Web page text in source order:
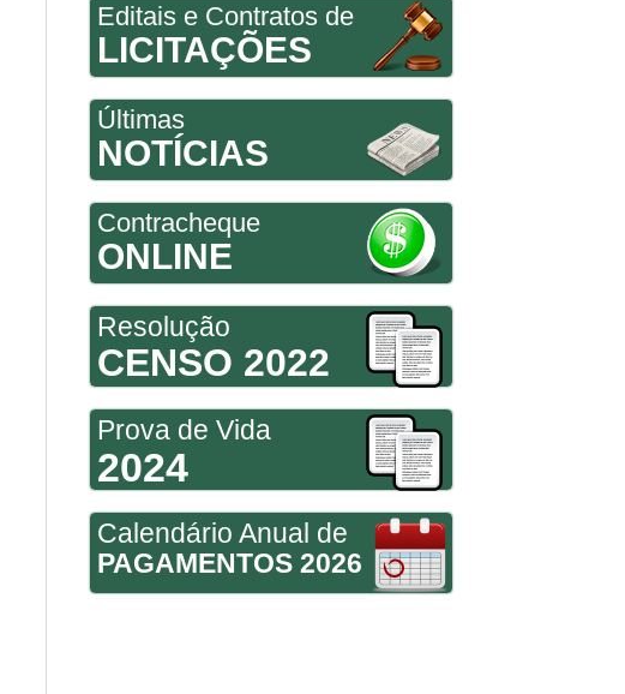
Editais e Contratos de
LICITAÇÕES
Últimas
NOTÍCIAS
Contracheque
ONLINE
Resolução
CENSO 2022
Prova de Vida
2024
Calendário Anual de
PAGAMENTOS 2026